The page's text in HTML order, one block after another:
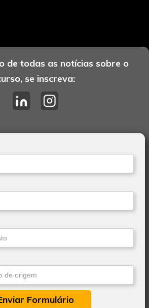
de todas as notícias sobre o
se inscreva: